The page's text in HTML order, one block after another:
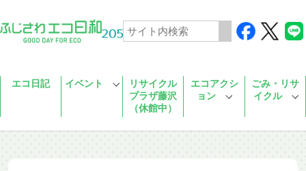
エコ日記 イベント
リサイクル
プラザ藤沢
（休館中）
エコアクシ
ョン
ごみ・リサ
イクル